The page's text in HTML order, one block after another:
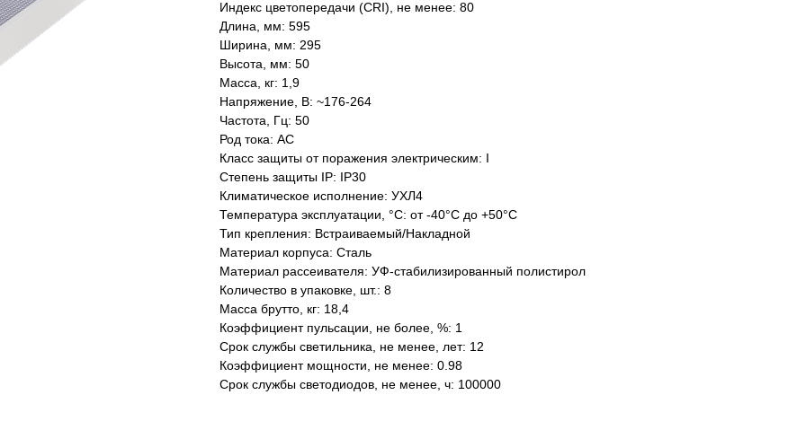
Индекс цветопередачи (CRI), не менее: 80
Длина, мм: 595
Ширина, мм: 295
Высота, мм: 50
Масса, кг: 1,9
Напряжение, В: ~176-264
Частота, Гц: 50
Род тока: AC
Класс защиты от поражения электрическим: I
Степень защиты IP: IP30
Климатическое исполнение: УХЛ4
Температура эксплуатации, °С: от -40°C до +50°C
Тип крепления: Встраиваемый/Накладной
Материал корпуса: Сталь
Материал рассеивателя: УФ-стабилизированный полистирол
Количество в упаковке, шт.: 8
Масса брутто, кг: 18,4
Коэффициент пульсации, не более, %: 1
Срок службы светильника, не менее, лет: 12
Коэффициент мощности, не менее: 0.98
Срок службы светодиодов, не менее, ч: 100000